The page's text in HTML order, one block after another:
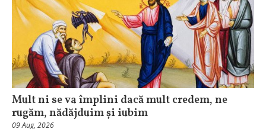
Mult ni se va împlini dacă mult credem, ne
rugăm, nădăjduim și iubim
09 Aug, 2026